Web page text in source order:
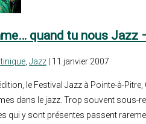
quand tu nous
Jazz | 11 janvier 2007
le Festival Jazz à Pointe-à-
dans le jazz. Trop souvent sous-
qui y sont présentes passent